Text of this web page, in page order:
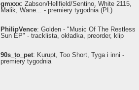
gmxxx: Żabson/Hellfield/Sentino, White 2115,
Malik, Wane... - premiery tygodnia (PL)
PhilipVence: Golden - "Music Of The Restless
Sun EP" - tracklista, okładka, preorder, klip
90s_to_pet: Kurupt, Too Short, Tyga i inni -
premiery tygodnia